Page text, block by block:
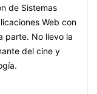
de Sistemas
Web con
parte. No llevo la
del cine y